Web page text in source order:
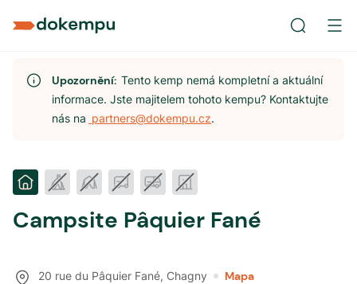
Upozornění:Tento kemp nemá kompletní a aktuální
informace. Jste majitelem tohoto kempu? Kontaktujte
nás na partners@dokempu.cz.
Campsite Pâquier Fané
20 rue du Pâquier Fané, Chagny Mapa